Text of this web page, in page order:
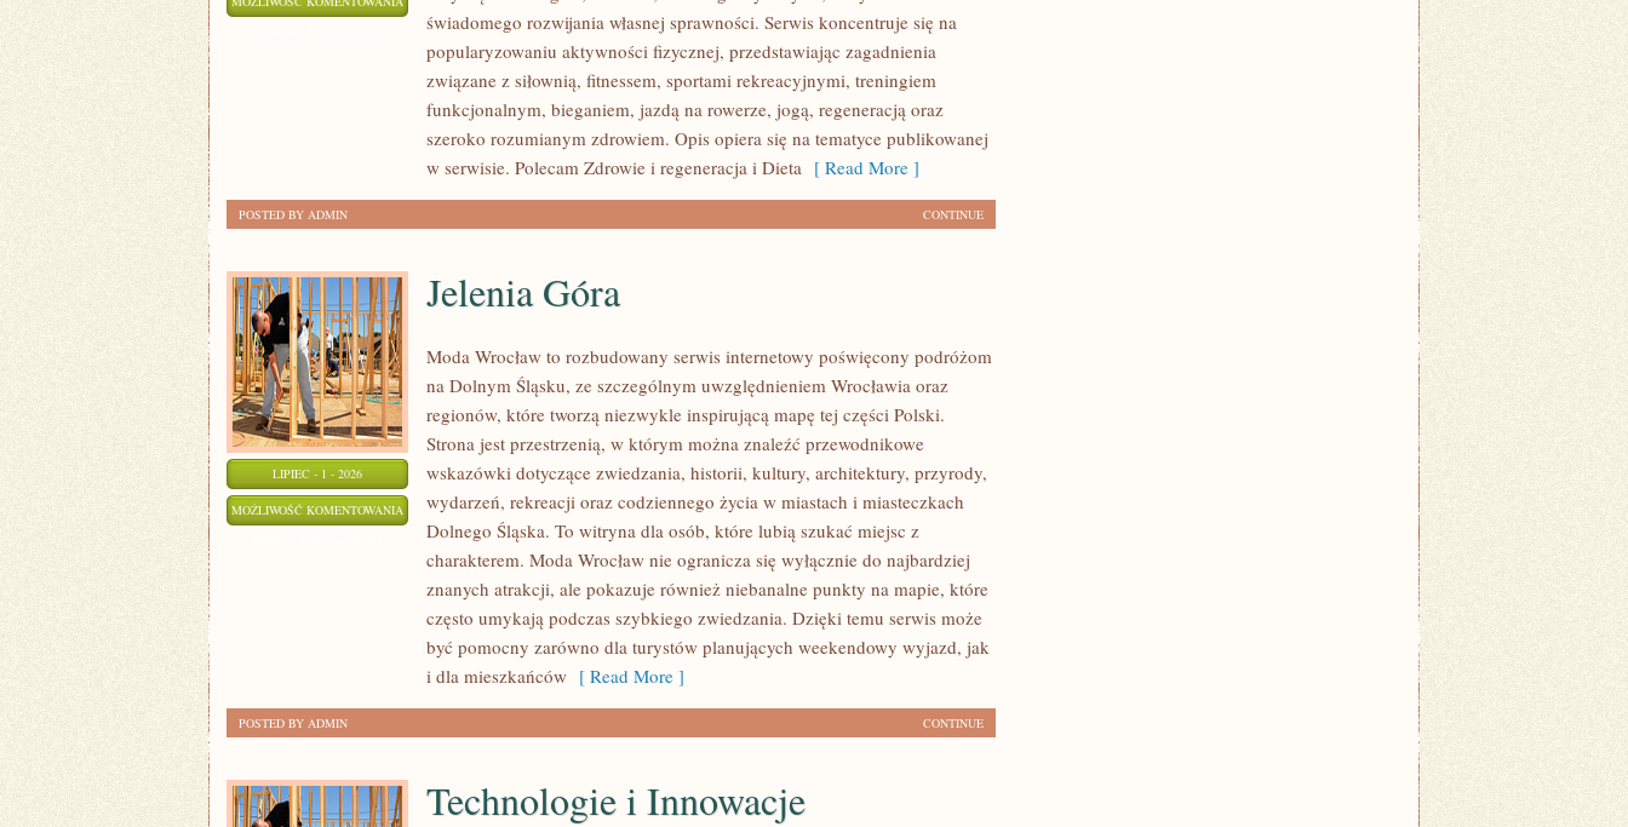
ODŻYWIANIE
świadomego rozwijania własnej sprawności. Serwis koncentruje się na
popularyzowaniu aktywności fizycznej, przedstawiając zagadnienia
związane z siłownią, fitnessem, sportami rekreacyjnymi, treningiem
funkcjonalnym, bieganiem, jazdą na rowerze, jogą, regeneracją oraz
szeroko rozumianym zdrowiem. Opis opiera się na tematyce publikowanej
w serwisie. Polecam Zdrowie i regeneracja i Dieta [ Read More ]
CONTINUE
POSTED BY ADMIN
LIPIEC - 1 - 2026
MOŻLIWOŚĆ KOMENTOWANIA JELENIA
GÓRA
Jelenia Góra
Moda Wrocław to rozbudowany serwis internetowy poświęcony podróżom
na Dolnym Śląsku, ze szczególnym uwzględnieniem Wrocławia oraz
regionów, które tworzą niezwykle inspirującą mapę tej części Polski.
Strona jest przestrzenią, w którym można znaleźć przewodnikowe
wskazówki dotyczące zwiedzania, historii, kultury, architektury, przyrody,
wydarzeń, rekreacji oraz codziennego życia w miastach i miasteczkach
Dolnego Śląska. To witryna dla osób, które lubią szukać miejsc z
charakterem. Moda Wrocław nie ogranicza się wyłącznie do najbardziej
znanych atrakcji, ale pokazuje również niebanalne punkty na mapie, które
często umykają podczas szybkiego zwiedzania. Dzięki temu serwis może
być pomocny zarówno dla turystów planujących weekendowy wyjazd, jak
i dla mieszkańców [ Read More ]
CONTINUE
POSTED BY ADMIN
Technologie i Innowacje